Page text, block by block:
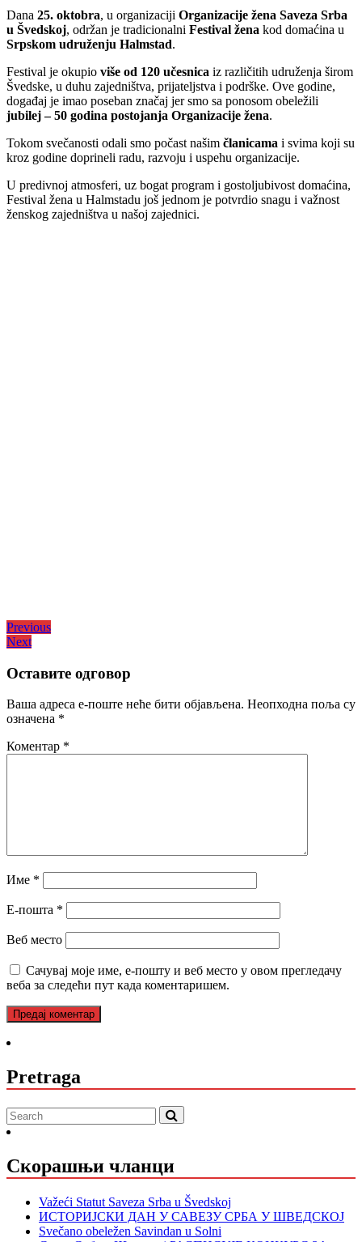
Dana 25. oktobra, u organizaciji Organizacije žena Saveza Srba
u Švedskoj, održan je tradicionalni Festival žena kod domaćina u
Srpskom udruženju Halmstad.
Festival je okupio više od 120 učesnica iz različitih udruženja širom
Švedske, u duhu zajedništva, prijateljstva i podrške. Ove godine,
događaj je imao poseban značaj jer smo sa ponosom obeležili
jubilej – 50 godina postojanja Organizacije žena.
Tokom svečanosti odali smo počast našim članicama i svima koji su
kroz godine doprineli radu, razvoju i uspehu organizacije.
U predivnoj atmosferi, uz bogat program i gostoljubivost domaćina,
Festival žena u Halmstadu još jednom je potvrdio snagu i važnost
ženskog zajedništva u našoj zajednici.
Кретање
чланка
PreviousPrevious
NextNext
Оставите одговор
Ваша адреса е-поште неће бити објављена. Неопходна поља су
означена *
Коментар *
Име *
Е-пошта *
Веб место
Сачувај моје име, е-пошту и веб место у овом прегледачу
веба за следећи пут када коментаришем.
Pretraga
Скорашњи чланци
Važeći Statut Saveza Srba u Švedskoj
ИСТОРИЈСКИ ДАН У САВЕЗУ СРБА У ШВЕДСКОЈ
Svečano obeležen Savindan u Solni